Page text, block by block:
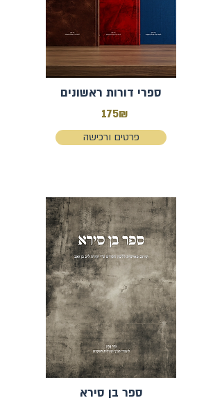
ספרי דורות ראשונים
175₪
פרטים ורכישה
ספר בן סירא